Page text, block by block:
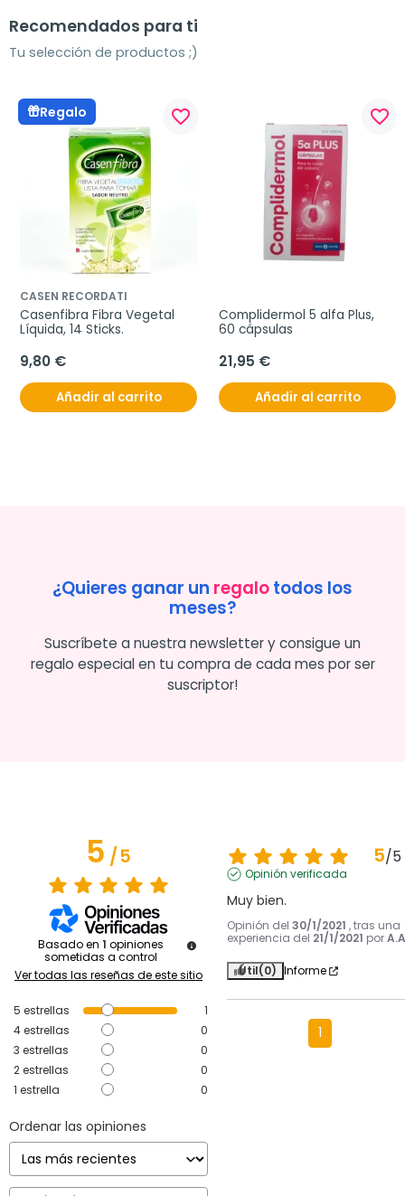
Recomendados para ti
Tu selección de productos ;)
Regalo favorite_border
CASEN RECORDATI
Casenfibra Fibra Vegetal
Líquida, 14 Sticks.
9,80 €
Añadir al carrito
favorite_border
Complidermol 5 alfa Plus,
60 cápsulas
21,95 €
Añadir al carrito
¿Quieres ganar un regalotodos los
meses?
Suscríbete a nuestra newsletter y consigue un
regalo especial en tu compra de cada mes por ser
suscriptor!
5/5
Basado en 1 opiniones
sometidas a control
Ver todas las reseñas de este sitio
5 estrellas
1
4estrellas
0
3 estrellas
0
2estrellas
0
1 estrella 0
Ordenar las opiniones
5/5
Opinión verificada
Muy bien.
Opinión del 30/1/2021 , tras una
experiencia del 21/1/2021 por
Útil(0) Informe
1